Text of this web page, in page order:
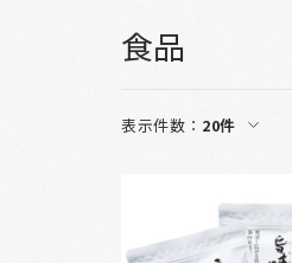
食品
表示件数： 20件